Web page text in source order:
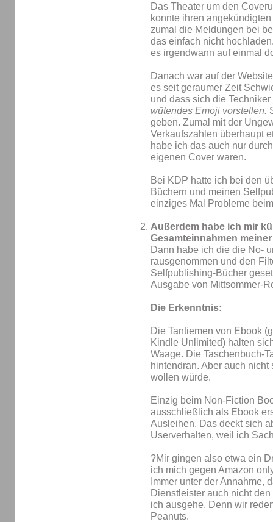
Das Theater um den
konnte ihren
zumal die Meldungen bei
das einfach nicht
es irgendwann auf einmal
Danach war auf der
es seit geraumer Zeit
und dass sich die
wütendes Emoji vorstellen.
geben. Zumal mit der
Verkaufszahlen überhaupt
habe ich das auch nur
eigenen Cover waren.
Bei KDP hatte ich bei den
Büchern und meinen
einziges Mal Probleme
Außerdem habe ich mir
Gesamteinnahmen
Dann habe ich die die No-
rausgenommen und den
Selfpublishing-Bücher
Ausgabe von Mittsommer-
Die Erkenntnis:
Die Tantiemen von Ebook
Kindle Unlimited) halten
Waage. Die Taschenbuch-
hintendran. Aber auch
wollen würde.
Einzig beim Non-Fiction
ausschließlich als Ebook
Ausleihen. Das deckt sich
Userverhalten, weil ich
?Mir gingen also etwa ein
ich mich gegen Amazon
Immer unter der Annahme,
Dienstleister auch nicht
ich ausgehe. Denn wir
Peanuts.